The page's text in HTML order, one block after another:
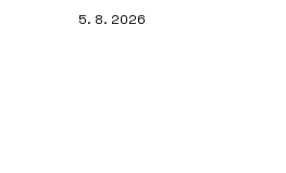
5. 8. 2026